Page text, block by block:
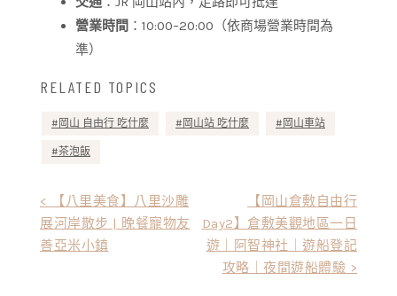
營業時間 ：10:00–20:00（依商場營業時間為
準）
RELATED TOPICS
岡山 自由行 吃什麼 岡山站 吃什麼 岡山車站
茶泡飯
< 【八里美食】八里沙雕
展河岸散步 | 晚餐寵物友
善亞米小鎮
【岡山倉敷自由行
Day2】倉敷美觀地區一日
遊｜阿智神社｜遊船登記
攻略｜夜間遊船體驗 >